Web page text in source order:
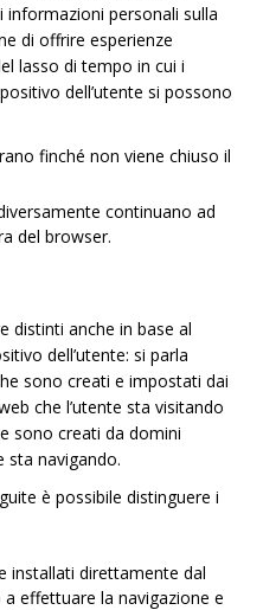
personali sulla
di offrire esperienze
lasso di tempo in cui i
dell’utente si possono
finché non viene chiuso il
continuano ad
del browser.
distinti anche in base al
dell’utente: si parla
sono creati e impostati dai
che l’utente sta visitando
sono creati da domini
sta navigando.
è possibile distinguere i
installati direttamente dal
effettuare la navigazione e